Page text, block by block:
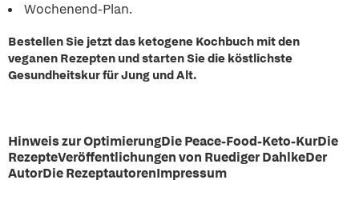
Wochenend-Plan.
Bestellen Sie jetzt das ketogene Kochbuch mit den
veganen Rezepten und starten Sie die köstlichste
Gesundheitskur für Jung und Alt.
Hinweis zur OptimierungDie Peace-Food-Keto-KurDie
RezepteVeröffentlichungen von Ruediger DahlkeDer
AutorDie RezeptautorenImpressum